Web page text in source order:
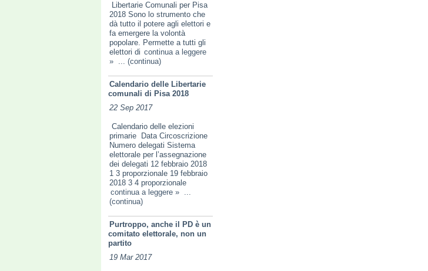
Libertarie Comunali per Pisa
2018 Sono lo strumento che
dà tutto il potere agli elettori e
fa emer­gere la volontà
popolare. Permette a tutti gli
elettori di continua a leggere
» ... (continua)
Calendario delle Libertarie
comunali di Pisa 2018
22 Sep 2017
Calendario delle elezioni
primarie Data Circoscrizione
Numero delegati Sistema
elettorale per l’assegnazione
dei delegati 12 febbraio 2018
1 3 proporzionale 19 febbraio
2018 3 4 proporzionale
continua a leggere » ...
(continua)
Purtroppo, anche il PD è un
comitato elettorale, non un
partito
19 Mar 2017